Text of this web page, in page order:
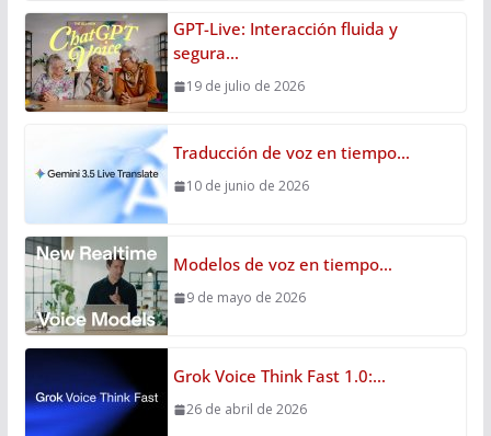
GPT-Live: Interacción fluida y
segura…
19 de julio de 2026
Traducción de voz en tiempo…
10 de junio de 2026
Modelos de voz en tiempo…
9 de mayo de 2026
Grok Voice Think Fast 1.0:…
26 de abril de 2026